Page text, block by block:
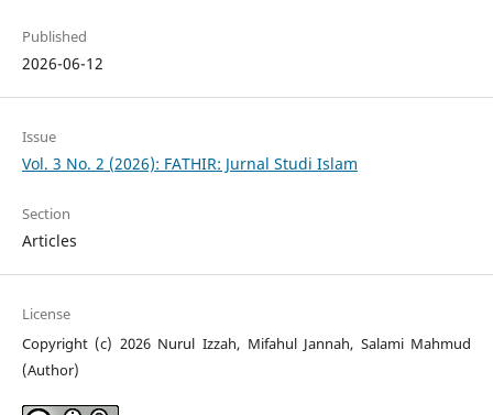
Published
2026-06-12
Issue
Vol. 3 No. 2 (2026): FATHIR: Jurnal Studi Islam
Section
Articles
License
Copyright (c) 2026 Nurul Izzah, Mifahul Jannah, Salami Mahmud
(Author)